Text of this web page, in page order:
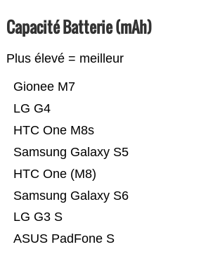
Capacité Batterie (mAh)
Plus élevé = meilleur
ASUS PadFone S
LG G3 S
Samsung Galaxy S6
HTC One (M8)
Samsung Galaxy S5
HTC One M8s
LG G4
Gionee M7